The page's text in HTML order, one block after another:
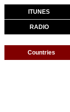
ITUNES
RADIO
Countries